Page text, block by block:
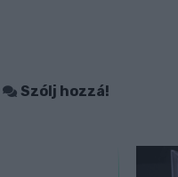
Szólj hozzá!